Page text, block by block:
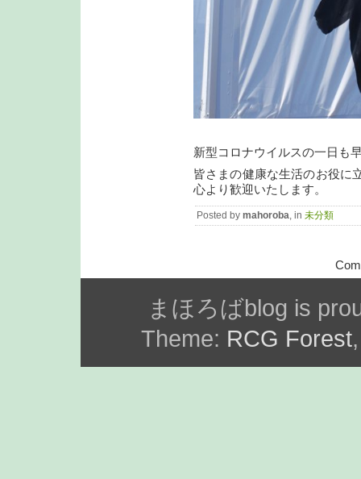
新型コロナウイルスの一日も
皆さまの健康な生活のお役に
心より歓迎いたします。
Posted by mahoroba , in 未分類
まほろばblog is
Theme: RCG Forest